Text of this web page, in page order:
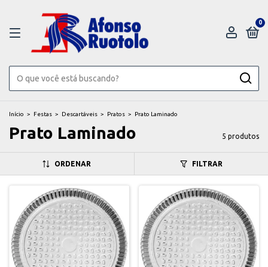
0
Início > Festas > Descartáveis > Pratos > Prato Laminado
Prato Laminado 5 produtos
ORDENAR FILTRAR